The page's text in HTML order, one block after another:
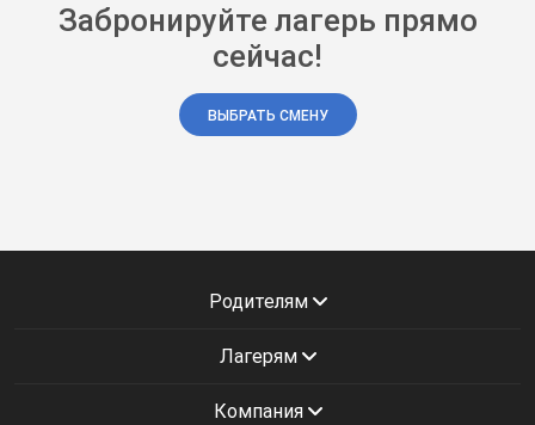
Забронируйте лагерь прямо
сейчас!
ВЫБРАТЬ СМЕНУ
Родителям
Лагерям
Компания